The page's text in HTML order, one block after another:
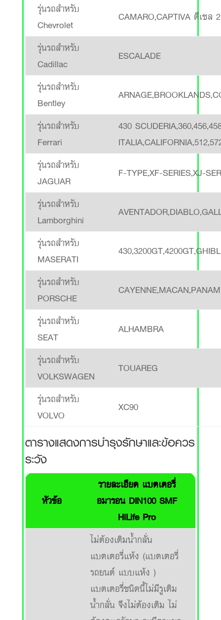
รุ่นรถสำหรับ
Chevrolet
CAMARO,CAPTIVA ดีเซล
รุ่นรถสำหรับ
Cadillac
ESCALADE
รุ่นรถสำหรับ
Bentley
รุ่นรถสำหรับ
Ferrari
430
รุ่นรถสำหรับ
JAGUAR
F-TYPE,XF-SERIES,XJ-
รุ่นรถสำหรับ
Lamborghini
รุ่นรถสำหรับ
MASERATI
รุ่นรถสำหรับ
PORSCHE
รุ่นรถสำหรับ
SEAT
ALHAMBRA
รุ่นรถสำหรับ
VOLKSWAGEN
TOUAREG
รุ่นรถสำหรับ
VOLVO
XC90
ตารางแสดงการบำรุงรักษาและข้อควร
ระวัง
หัวข้อ
รายละเอียด แบตเตอรี่
อมารอน DIN100 SMF
HiLife Pro
ไม่ต้องเติมน้ำกลั่น
แบตเตอรี่แห้ง (แบตเตอรี่
รถยนต์ แบบแห้ง )
แบตเตอรี่ชนิดนี้ไม่มีรูเติม
น้ำกลั่น จึงไม่ต้องเติม ไม่